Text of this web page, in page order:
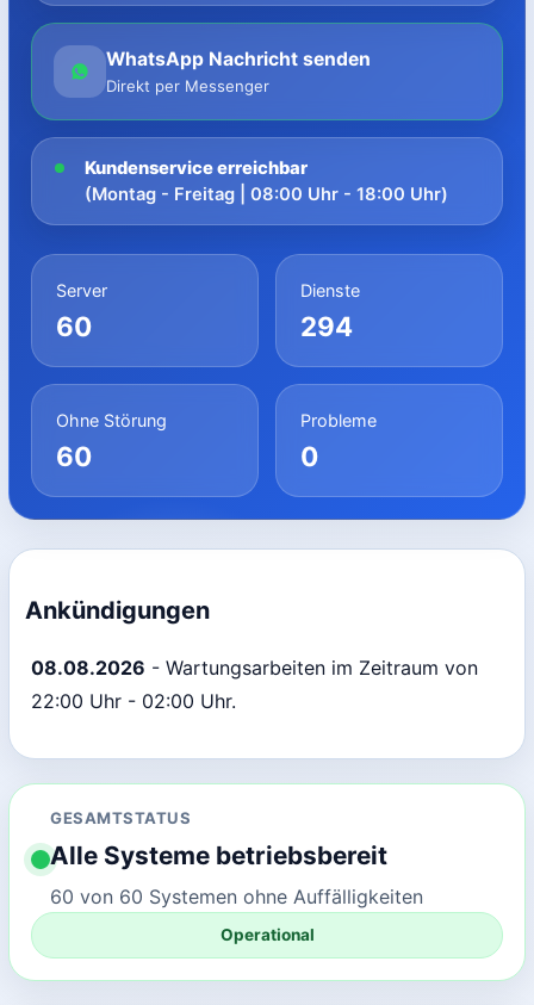
WhatsApp Nachricht senden
Direkt per Messenger
Kundenservice erreichbar
(Montag - Freitag | 08:00 Uhr - 18:00 Uhr)
Server
60
Dienste
294
Ohne Störung
60
Probleme
0
Ankündigungen
08.08.2026 - Wartungsarbeiten im Zeitraum von
22:00 Uhr - 02:00 Uhr.
GESAMTSTATUS
Alle Systeme betriebsbereit
60 von 60 Systemen ohne Auffälligkeiten
Operational